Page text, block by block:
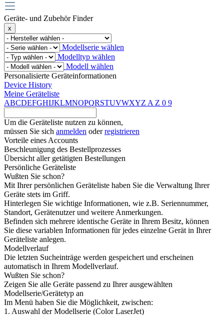
Geräte- und Zubehör Finder
x
Modellserie wählen
Modelltyp wählen
Modell wählen
Personalisierte Geräteinformationen
Device History
Meine Geräteliste
ABCDEFGHIJKLMNOPQRSTUVWXYZ A Z 0 9
Um die Geräteliste nutzen zu können,
müssen Sie sich anmelden oderregistrieren
Vorteile eines Accounts
Beschleunigung des Bestellprozesses
Übersicht aller getätigten Bestellungen
Persönliche Geräteliste
Wußten Sie schon?
Mit Ihrer persönlichen Geräteliste haben Sie die Verwaltung Ihrer
Geräte stets im Griff.
Hinterlegen Sie wichtige Informationen, wie z.B. Seriennummer,
Standort, Gerätenutzer und weitere Anmerkungen.
Befinden sich mehrere identische Geräte in Ihrem Besitz, können
Sie diese variablen Informationen für jedes einzelne Gerät in Ihrer
Geräteliste anlegen.
Modellverlauf
Die letzten Sucheinträge werden gespeichert und erscheinen
automatisch in Ihrem Modellverlauf.
Wußten Sie schon?
Zeigen Sie alle Geräte passend zu Ihrer ausgewählten
Modellserie/Gerätetyp an
Im Menü haben Sie die Möglichkeit, zwischen:
1. Auswahl der Modellserie (Color LaserJet)